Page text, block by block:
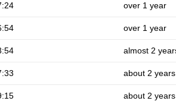
over 1 year
over 1 year
almost 2
about 2 years
about 2 years